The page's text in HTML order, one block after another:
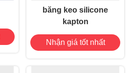
băng keo silicone
kapton
Nhận giá tốt nhất